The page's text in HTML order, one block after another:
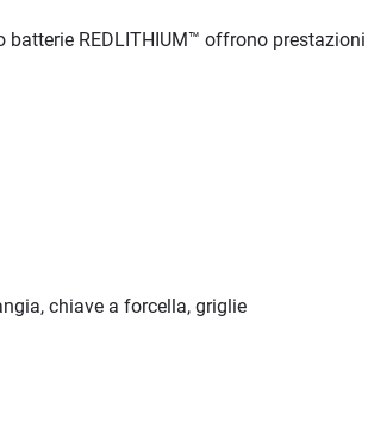
REDLITHIUM™ offrono
e controflangia, chiave a